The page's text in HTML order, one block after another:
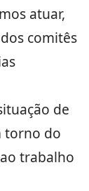
atuar,
comitês
de
torno do
trabalho